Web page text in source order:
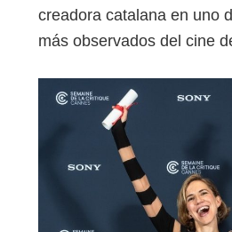
creadora catalana en uno
más observados del cine